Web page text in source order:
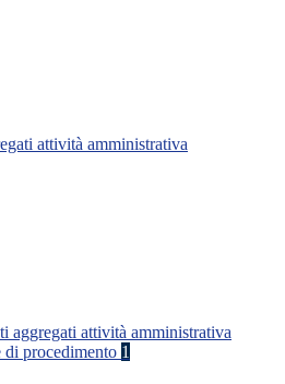
attività amministrativa
aggregati attività amministrativa
procedimento 1